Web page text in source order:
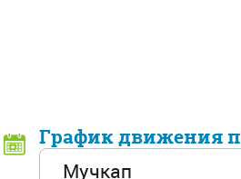
График движения